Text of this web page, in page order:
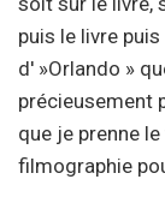
puis le livre
d' »Orlando »
précieusement
que je prenne
filmographie